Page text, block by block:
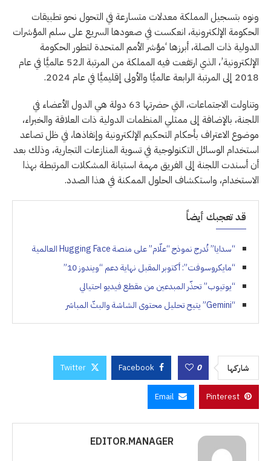
ونوه بتسجيل المملكة معدلات متسارعة في التحول نحو تطبيقات
الحكومة الإلكترونية، انعكست في صعودها السريع على سلم المؤشرات
الدولية ذات الصلة، أبرزها ‘مؤشر الأمم المتحدة لتطور الحكومة
الإلكترونية’، الذي ارتفعت فيه المملكة من المرتبة الـ52 عالميًّا في عام
2018 إلى المرتبة الرابعة عالميًّا والأولى إقليميًّا في عام 2024.
وتناولت الاجتماعات، التي حضرتها 63 دولة هي الدول الأعضاء في
اللجنة، بالإضافة إلى ممثلي المنظمات الدولية ذات العلاقة والخبراء،
موضوع الاعتراف بأحكام التحكيم الإلكترونية وإنفاذها، في ظل تصاعد
استخدام الوسائل التكنولوجية في تسوية المنازعات التجارية، وذلك بعد
أن أسندت اللجنة إلى الفريق مهمة استبانة المشكلات المرتبطة بهذا
الاستخدام، واستكشاف الحلول الممكنة في هذا الصدد.
قد تعجبك أيضاً
“سدايا” تُدرج نموذج “علّام” على منصة Hugging Face العالمية
“مايكروسوفت”: أكتوبر المقبل نهاية دعم “ويندوز 10”
“يوتيوب” تحذّر المبدعين من مقطع فيديو احتيالي
“Gemini” يتيح تحليل محتوى الشاشة والبثّ المباشر
شاركها 0
Facebook
Twitter
Pinterest
Email
EDITOR.MANAGER